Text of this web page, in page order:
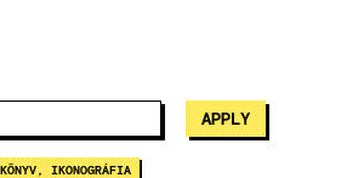
IKONOGRÁFIA